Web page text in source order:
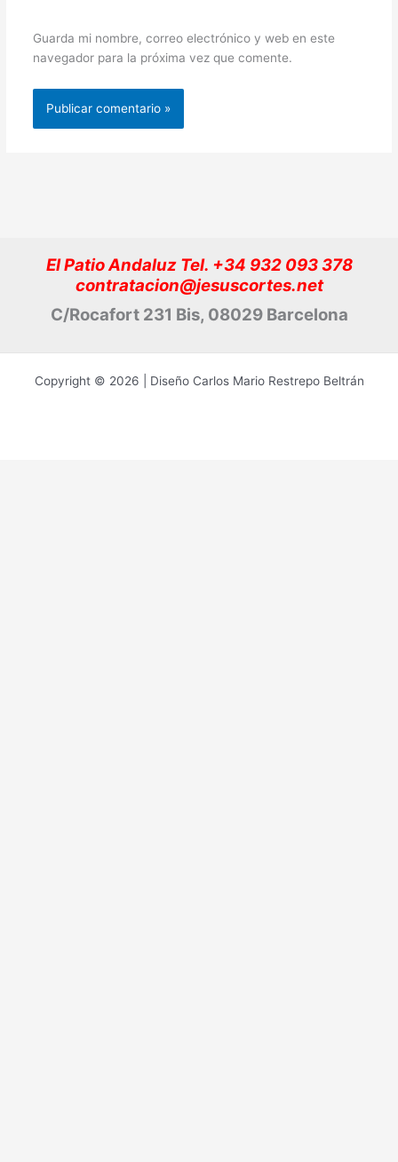
Guarda mi nombre, correo electrónico y web en este
navegador para la próxima vez que comente.
El Patio Andaluz Tel. +34 932 093 378
contratacion@jesuscortes.net
C/Rocafort 231 Bis, 08029 Barcelona
Copyright © 2026 | Diseño Carlos Mario Restrepo Beltrán